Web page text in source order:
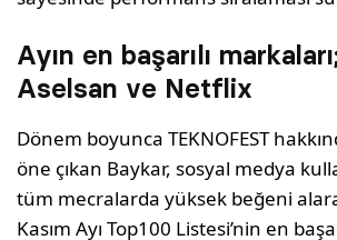
Ayın en başarılı
Aselsan ve Netflix
Dönem boyunca TEKNOFEST
öne çıkan Baykar, sosyal medya
tüm mecralarda yüksek beğeni
Kasım Ayı Top100 Listesi’nin en